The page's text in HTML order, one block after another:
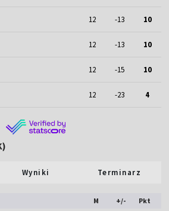
12 -13 10
12 -13 10
12 -15 10
12 -23 4
Wyniki Terminarz
M +/- Pkt